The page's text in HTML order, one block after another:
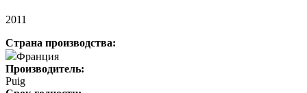
2011
Страна производства:
Франция
Производитель:
Puig